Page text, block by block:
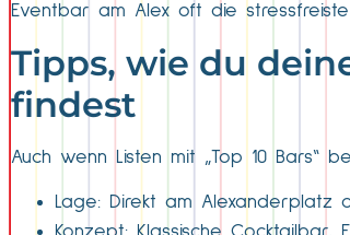
Eventbar am Alex oft die stressfreiste
Tipps, wie du
findest
Auch wenn Listen mit „Top 10 Bars“
Lage: Direkt am Alexanderplatz